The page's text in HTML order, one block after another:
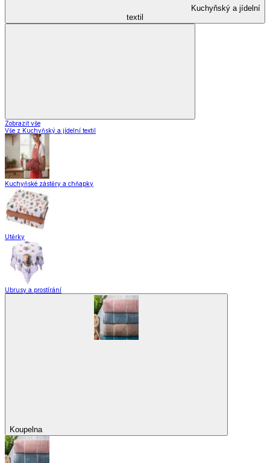
Kuchyňský a jídelní
textil
Zobrazit vše
Vše z Kuchyňský a jídelní textil
Kuchyňské zástěry a chňapky
Utěrky
Ubrusy a prostírání
Koupelna